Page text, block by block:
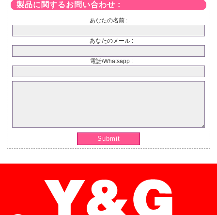
製品に関するお問い合わせ :
あなたの名前 :
あなたのメール :
電話/Whatsapp :
Submit